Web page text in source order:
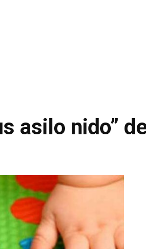
asilo nido”